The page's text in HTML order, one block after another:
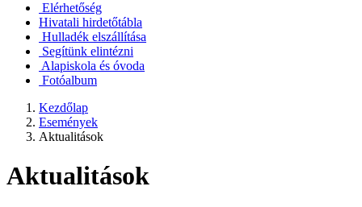
Elérhetőség
Hivatali hirdetőtábla
Hulladék elszállítása
Segítünk elintézni
Alapiskola és óvoda
Fotóalbum
Kezdőlap
Események
Aktualitások
Aktualitások